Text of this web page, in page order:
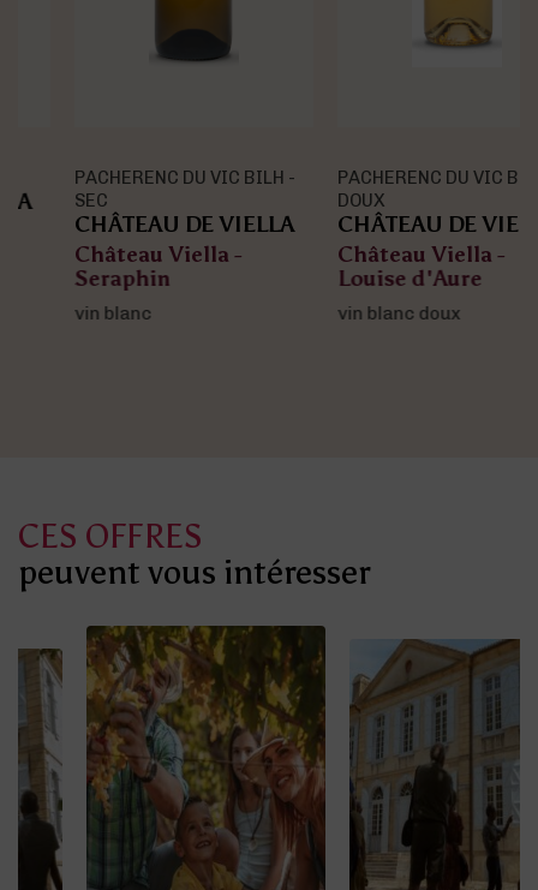
PACHERENC DU VIC BILH -
SEC
CHÂTEAU DE VIELLA
Château Viella -
Seraphin
vin blanc
PACHERENC DU VIC BILH -
CHÂTEAU DE VIELLA
Château Viella -
Louise d'Aure
vin blanc doux
CES OFFRES
peuvent vous intéresser